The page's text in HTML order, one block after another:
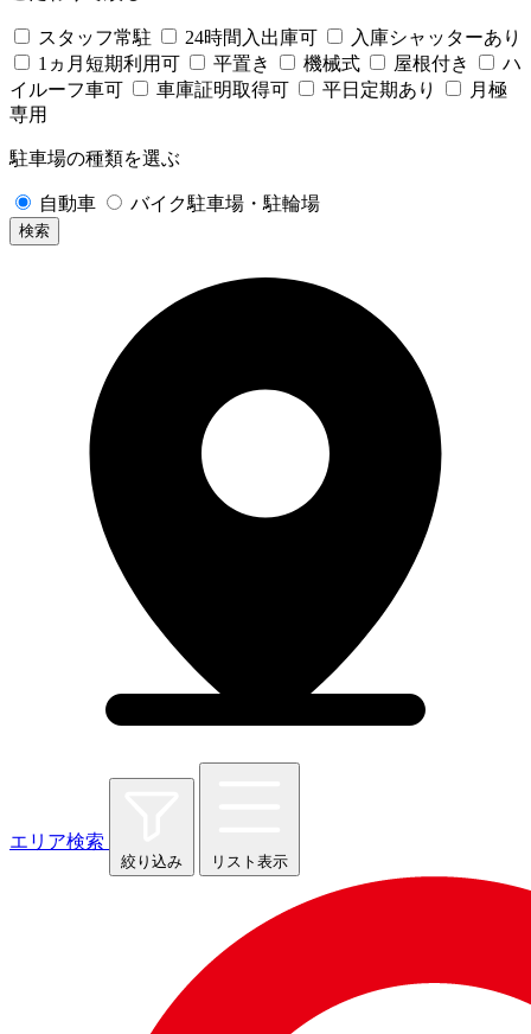
スタッフ常駐 24時間入出庫可
入庫シャッターあり
1ヵ月短期利用可
平置き 機械式 屋根付き
ハ
イルーフ車可
車庫証明取得可 平日定期あり
月極
専用
駐車場の種類を選ぶ
自動車 バイク駐車場・駐輪場
検索
エリア検索
絞り込み リスト表示